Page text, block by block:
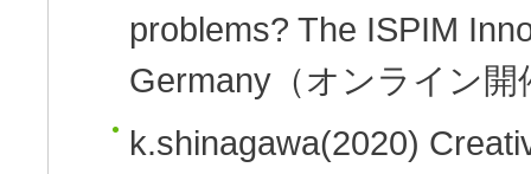
problems? The ISPIM
Germany（オンライン開
k.shinagawa(2020)